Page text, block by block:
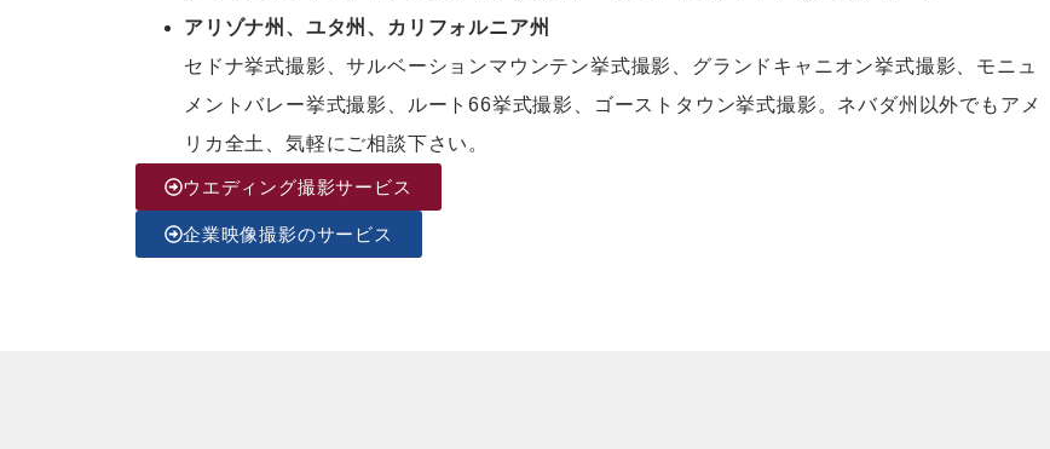
アリゾナ州、ユタ州、カリフォルニア州
セドナ挙式撮影、サルベーションマウンテン挙式撮影、グランドキャニオン挙式撮影、モニュ
メントバレー挙式撮影、ルート66挙式撮影、ゴーストタウン挙式撮影。ネバダ州以外でもアメ
リカ全土、気軽にご相談下さい。
ウエディング撮影サービス
企業映像撮影のサービス